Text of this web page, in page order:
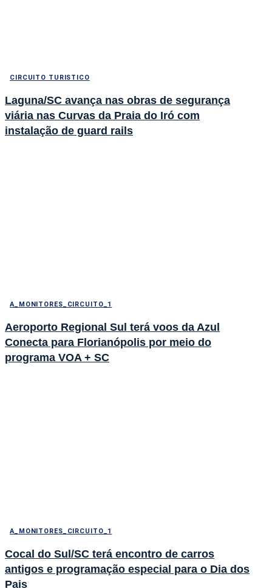
CIRCUITO TURISTICO
Laguna/SC avança nas obras de segurança
viária nas Curvas da Praia do Iró com
instalação de guard rails
A_MONITORES_CIRCUITO_1
Aeroporto Regional Sul terá voos da Azul
Conecta para Florianópolis por meio do
programa VOA + SC
A_MONITORES_CIRCUITO_1
Cocal do Sul/SC terá encontro de carros
antigos e programação especial para o Dia dos
Pais